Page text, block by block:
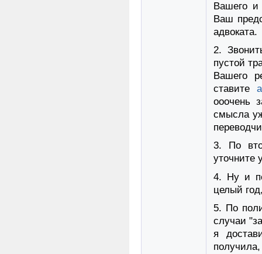
Вашего и
Ваш
адвоката.
2.
пустой
Вашего
ставите
ооочень
смысла
3. По
уточните
4. Ну и
целый
5. По
случаи
я